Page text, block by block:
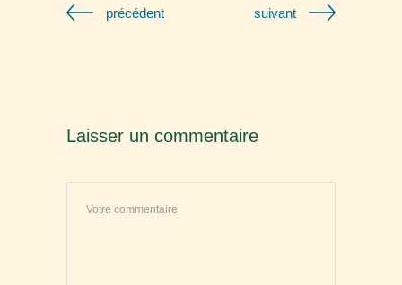
précédent suivant
Laisser un commentaire